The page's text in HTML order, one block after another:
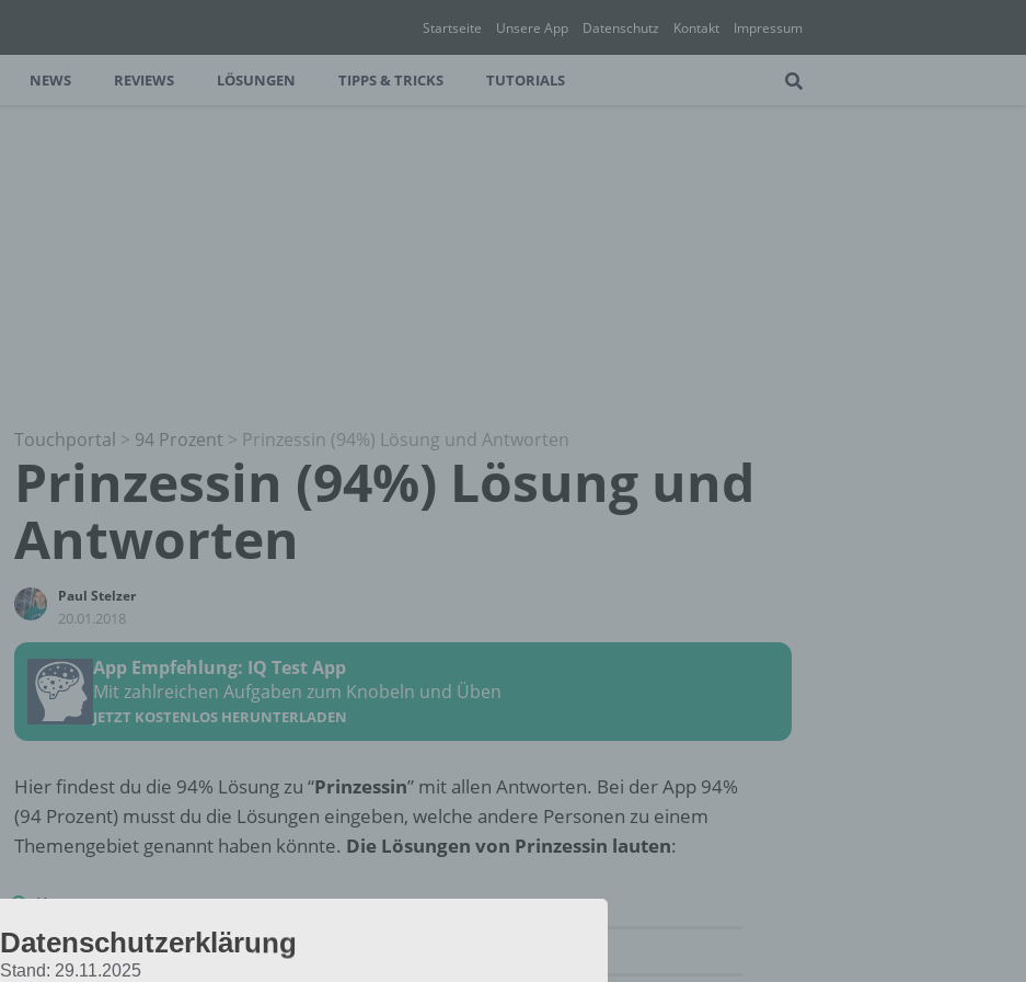
Startseite Unsere App Datenschutz Kontakt Impressum
NEWS REVIEWS LÖSUNGEN TIPPS & TRICKS TUTORIALS
Touchportal > 94 Prozent > Prinzessin (94%) Lösung und Antworten
Prinzessin (94%) Lösung und
Antworten
Paul Stelzer
20.01.2018
App Empfehlung: IQ Test App
Mit zahlreichen Aufgaben zum Knobeln und Üben
JETZT KOSTENLOS HERUNTERLADEN
Hier findest du die 94% Lösung zu “Prinzessin” mit allen Antworten. Bei der App 94%
(94 Prozent) musst du die Lösungen eingeben, welche andere Personen zu einem
Themengebiet genannt haben könnte. Die Lösungen von Prinzessin lauten:
Krone
Prinz
Datenschutzerklärung
Stand: 29.11.2025